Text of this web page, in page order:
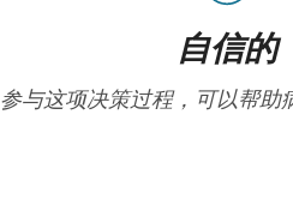
自信的
参与这项决策过程，可以帮助